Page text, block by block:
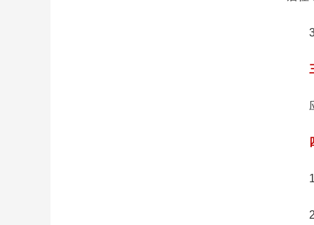
3.
三
应
1.
2.